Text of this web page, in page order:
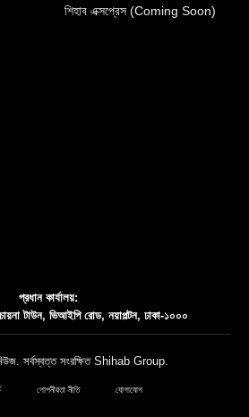
শিহাব এক্সপ্রেস (Coming Soon)
প্রধান কার্যালয়:
টাউন, ভিআইপি রোড, নয়াপল্টন, ঢাকা-১০০০
সর্বস্বত্ত সংরক্ষিত Shihab Group.
গোপনীয়তা নীতি যোগাযোগ